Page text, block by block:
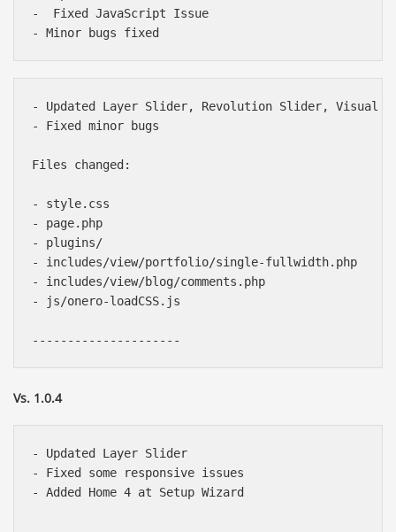
-  Fixed JavaScript Issue
- Updated Layer Slider, Revolution Slider, Visual
- Fixed minor bugs
Files changed:
- style.css
- page.php
- plugins/
- includes/view/portfolio/single-fullwidth.php
- includes/view/blog/comments.php
- js/onero-loadCSS.js
Vs. 1.0.4
- Updated Layer Slider
- Fixed some responsive issues
- Added Home 4 at Setup Wizard